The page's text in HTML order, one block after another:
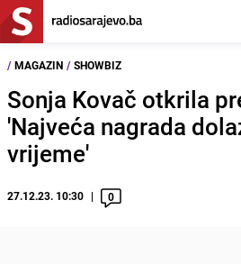
/ MAGAZIN / SHOWBIZ
Sonja Kovač otkrila
'Najveća nagrada
vrijeme'
27.12.23. 10:30 0